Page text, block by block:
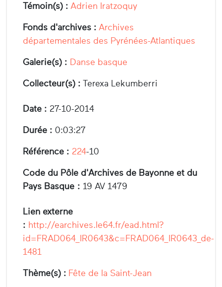
Témoin(s) : Adrien Iratzoquy
Fonds d'archives : Archives
départementales des Pyrénées-Atlantiques
Galerie(s) : Danse basque
Collecteur(s) : Terexa Lekumberri
Date : 27-10-2014
Durée : 0:03:27
Référence : 224-10
Code du Pôle d'Archives de Bayonne et du
Pays Basque : 19 AV 1479
Lien externe
: http://earchives.le64.fr/ead.html?
id=FRAD064_IR0643&c=FRAD064_IR0643_de-
1481
Thème(s) : Fête de la Saint-Jean